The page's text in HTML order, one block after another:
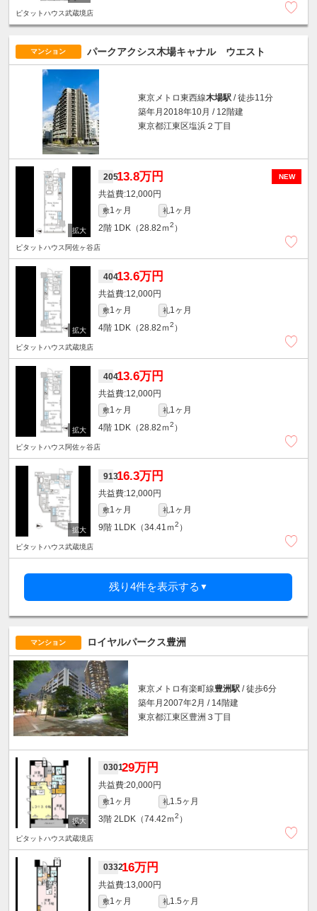
ピタットハウス武蔵境店
マンション パークアクシス木場キャナル ウエスト
東京メトロ東西線木場駅 / 徒歩11分
築年月2018年10月 / 12階建
東京都江東区塩浜２丁目
NEW
20513.8万円
12,000円
敷1ヶ月 礼1ヶ月
2階 1DK（28.82ｍ2 ）
ピタットハウス阿佐ヶ谷店
40413.6万円
12,000円
敷1ヶ月 礼1ヶ月
4階 1DK（28.82ｍ2 ）
ピタットハウス武蔵境店
40413.6万円
12,000円
敷1ヶ月 礼1ヶ月
4階 1DK（28.82ｍ2 ）
ピタットハウス阿佐ヶ谷店
91316.3万円
12,000円
敷1ヶ月 礼1ヶ月
9階 1LDK（34.41ｍ2 ）
ピタットハウス武蔵境店
残り4件を表示する ▼
マンション ロイヤルパークス豊洲
東京メトロ有楽町線豊洲駅 / 徒歩6分
築年月2007年2月 / 14階建
東京都江東区豊洲３丁目
030129万円
20,000円
敷1ヶ月 礼1.5ヶ月
3階 2LDK（74.42ｍ2 ）
ピタットハウス武蔵境店
033216万円
13,000円
敷1ヶ月 礼1.5ヶ月